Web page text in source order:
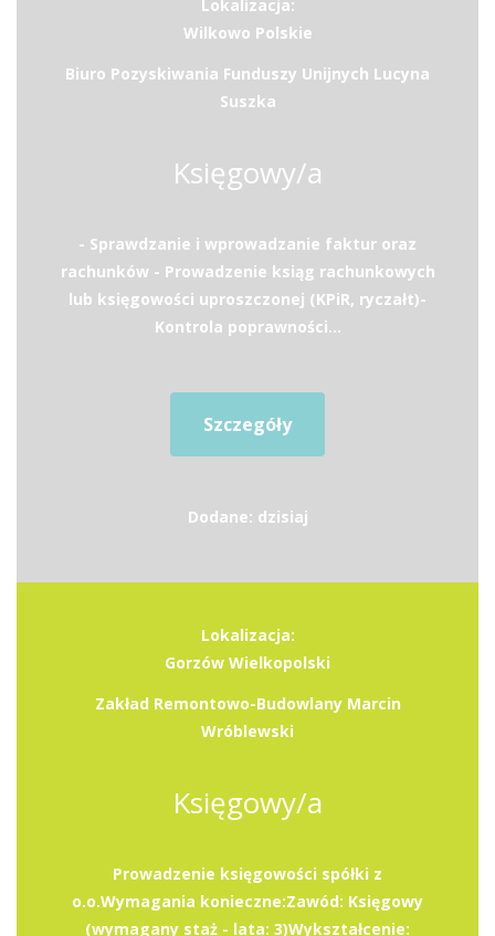
Lokalizacja:
Wilkowo Polskie
Biuro Pozyskiwania Funduszy Unijnych Lucyna
Suszka
Księgowy/a
- Sprawdzanie i wprowadzanie faktur oraz
rachunków - Prowadzenie ksiąg rachunkowych
lub księgowości uproszczonej (KPiR, ryczałt)-
Kontrola poprawności...
Szczegóły
Dodane: dzisiaj
Lokalizacja:
Gorzów Wielkopolski
Zakład Remontowo-Budowlany Marcin
Wróblewski
Księgowy/a
Prowadzenie księgowości spółki z
o.o.Wymagania konieczne:Zawód: Księgowy
(wymagany staż - lata: 3)Wykształcenie: